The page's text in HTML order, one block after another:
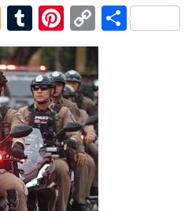
Bl
o
g
g
er
T
u
m
bl
r
Pi
nt
er
e
st
C
o
p
y
Li
n
k
S